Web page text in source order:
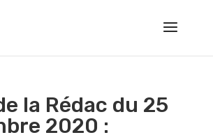
la Rédac du 25
2020 :